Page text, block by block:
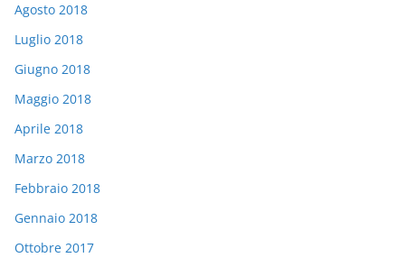
Agosto 2018
Luglio 2018
Giugno 2018
Maggio 2018
Aprile 2018
Marzo 2018
Febbraio 2018
Gennaio 2018
Ottobre 2017